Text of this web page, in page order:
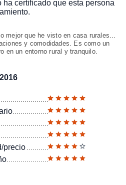
ha certificado que esta persona
mejor que he visto en casa rurales...
y comodidades. Es como un
en un entorno rural y tranquilo.
precio